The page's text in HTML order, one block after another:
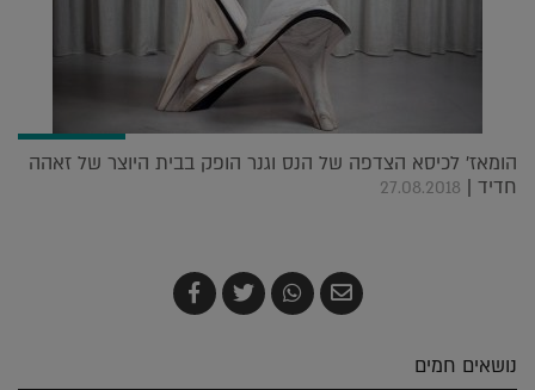
הומאז' לכיסא הצדפה של הנס וגנר הופק בבית היוצר של זאהה
חדיד | 27.08.2018
שלח
בדואר
שתף
ב-
צייץ
ב-
שתף
ב-
נושאים חמים